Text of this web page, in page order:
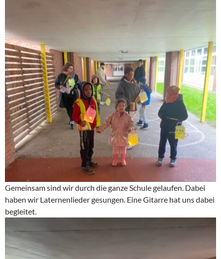
Gemeinsam sind wir durch die ganze Schule gelaufen. Dabei
haben wir Laternenlieder gesungen. Eine Gitarre hat uns dabei
begleitet.